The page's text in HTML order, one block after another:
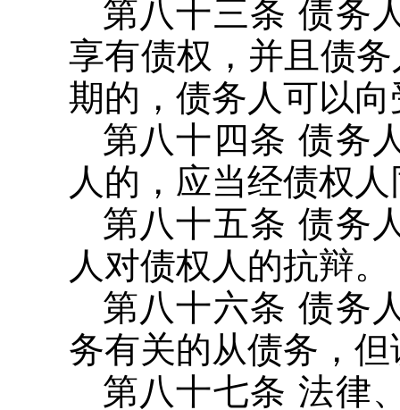
第八十三条 债务
享有债权，并且债
期的，债务人可以
第八十四条 债务
人的，应当经债权
第八十五条 债务
人对债权人的抗辩。
第八十六条 债务
务有关的从债务，
第八十七条 法律